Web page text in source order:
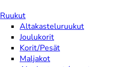
Ruukut
Altakasteluruukut
Joulukorit
Korit/Pesät
Maljakot